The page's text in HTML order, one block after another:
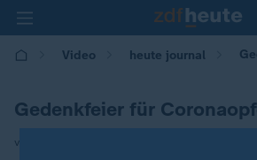
Video heute journal
Gedenkfeier für
von Christiane Hübscher